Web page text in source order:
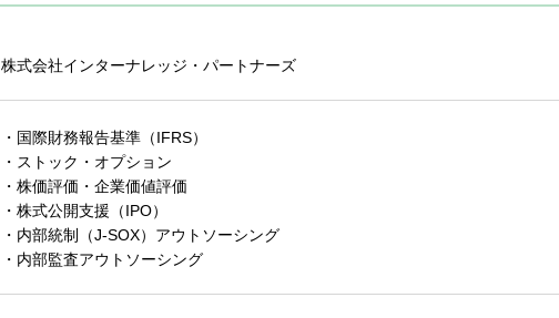
株式会社インターナレッジ・パートナーズ
・国際財務報告基準（IFRS）
・ストック・オプション
・株価評価・企業価値評価
・株式公開支援（IPO）
・内部統制（J-SOX）アウトソーシング
・内部監査アウトソーシング